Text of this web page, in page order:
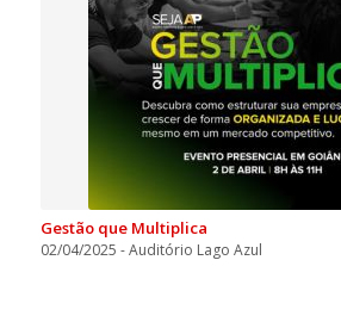
Gestão que Multiplica
02/04/2025 - Auditório Lago Azul